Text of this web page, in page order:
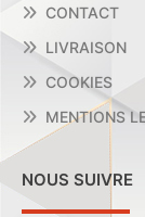
CONTACT
LIVRAISON
COOKIES
MENTIONS
NOUS SUIVRE